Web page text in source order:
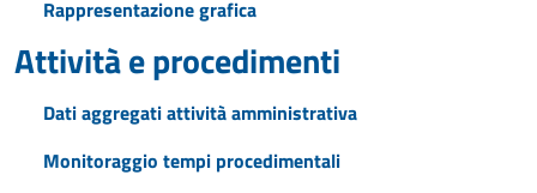
Rappresentazione grafica
Attività e procedimenti
Dati aggregati attività amministrativa
Monitoraggio tempi procedimentali